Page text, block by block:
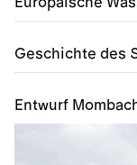
Geschichte des
Entwurf